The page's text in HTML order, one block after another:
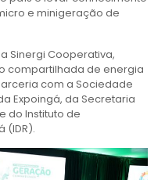
e minigeração de
Sinergi Cooperativa,
compartilhada de energia
com a Sociedade
Expoingá, da Secretaria
do Instituto de
(IDR).